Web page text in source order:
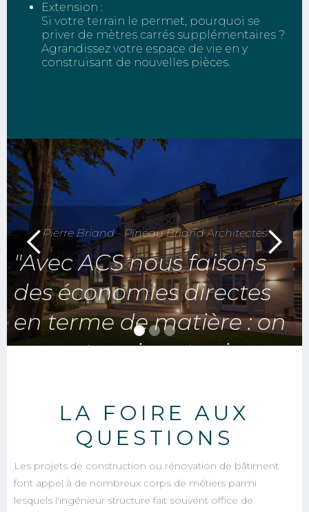
Extension :
Si votre terrain le permet, pourquoi se
priver de mètres carrés supplémentaires ?
Agrandissez votre espace de vie en y
construisant de nouvelles pièces.
Pierre Briand - Pineau Briand Architectes
"Avec ACS nous faisons
des économies directes
en terme de matière : on
en met moins et mieux.
optimisée et ça, ça n'a
pas de prix."
En Savoir Plus
LA FOIRE AUX
QUESTIONS
Les projets de construction ou rénovation de bâtiment
font appel à de nombreux corps de métiers parmi
lesquels l'ingénieur structure fait souvent office de